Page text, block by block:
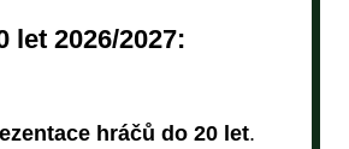
let 2026/2027:
hráčů do 20 let.